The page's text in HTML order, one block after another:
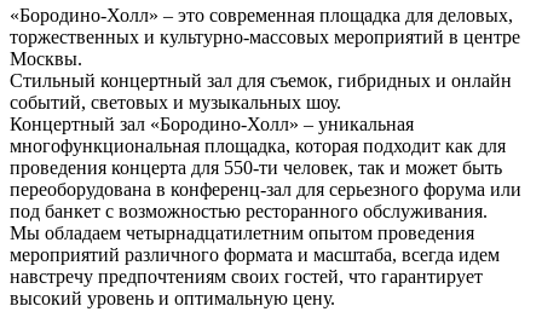
«Бородино-Холл» – это современная площадка для деловых,
торжественных и культурно-массовых мероприятий в центре
Москвы.
Стильный концертный зал для съемок, гибридных и онлайн
событий, световых и музыкальных шоу.
Концертный зал «Бородино-Холл» – уникальная
многофункциональная площадка, которая подходит как для
проведения концерта для 550-ти человек, так и может быть
переоборудована в конференц-зал для серьезного форума или
под банкет с возможностью ресторанного обслуживания.
Мы обладаем четырнадцатилетним опытом проведения
мероприятий различного формата и масштаба, всегда идем
навстречу предпочтениям своих гостей, что гарантирует
высокий уровень и оптимальную цену.